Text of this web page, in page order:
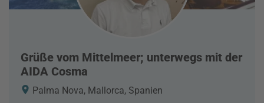
Grüße vom Mittelmeer; unterwegs mit der
AIDA Cosma
Palma Nova, Mallorca, Spanien